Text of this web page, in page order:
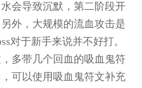
会导致沉默，第二阶段开
外，大规模的流血攻击是
对于新手来说并不好打。
多带几个回血的吸血鬼符
可以使用吸血鬼符文补充